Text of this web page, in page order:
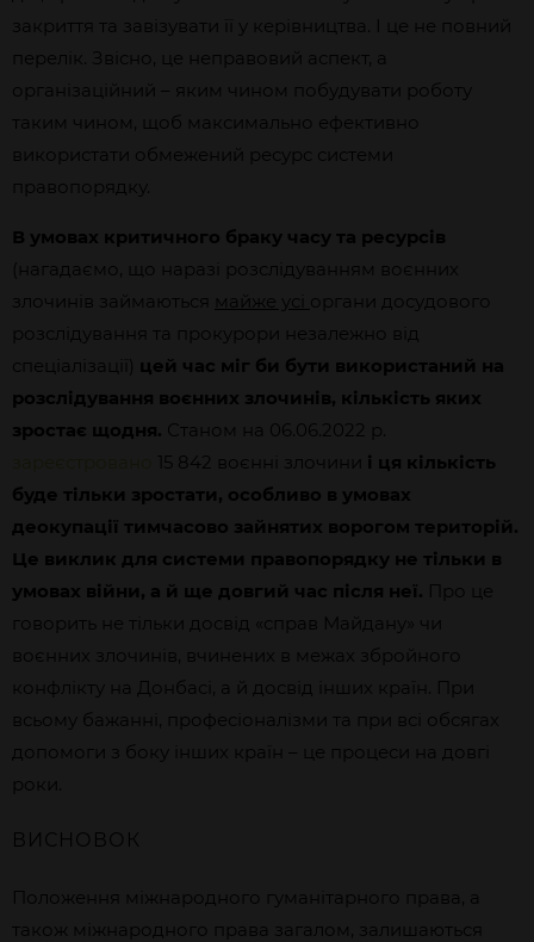
закриття та завізувати її у керівництва. І це не повний
перелік. Звісно, це неправовий аспект, а
організаційний – яким чином побудувати роботу
таким чином, щоб максимально ефективно
використати обмежений ресурс системи
правопорядку.
В умовах критичного браку часу та ресурсів
(нагадаємо, що наразі розслідуванням воєнних
злочинів займаються майже усі
органи досудового
розслідування та прокурори незалежно від
спеціалізації) цей час міг би бути використаний на
розслідування воєнних злочинів, кількість яких
зростає щодня. Станом на 06.06.2022 р.
15 842 воєнні злочини і ця кількість
буде тільки зростати, особливо в умовах
деокупації тимчасово зайнятих ворогом територій.
Це виклик для системи правопорядку не тільки в
умовах війни, а й ще довгий час після неї. Про це
говорить не тільки досвід «справ Майдану» чи
воєнних злочинів, вчинених в межах збройного
конфлікту на Донбасі, а й досвід інших країн. При
всьому бажанні, професіоналізми та при всі обсягах
допомоги з боку інших країн – це процеси на довгі
роки.
ВИСНОВОК
Положення міжнародного гуманітарного права, а
також міжнародного права загалом, залишаються